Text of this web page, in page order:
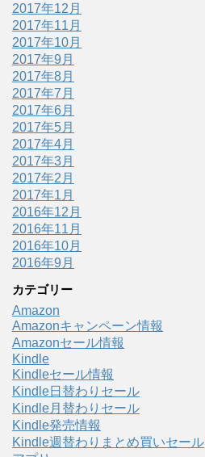
2017年12月
2017年11月
2017年10月
2017年9月
2017年8月
2017年7月
2017年6月
2017年5月
2017年4月
2017年3月
2017年2月
2017年1月
2016年12月
2016年11月
2016年10月
2016年9月
カテゴリー
Amazon
Amazonキャンペーン情報
Amazonセール情報
Kindle
Kindleセール情報
Kindle日替わりセール
Kindle月替わりセール
Kindle発売情報
Kindle週替わりまとめ買いセール